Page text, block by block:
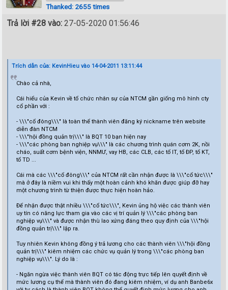
Thanked: 2655 times
Trả lời #28 vào: 27-05-2020 01:56:46
Trích dẫn của: KevinHieu vào 14-04-2011 13:11:44
Chào cả nhà,
Cái hiểu của Kevin về tổ chức nhân sự của NTCM gần giống mô hình cty
cổ phần với :
- \\\"cổ đông\\\" là toàn thể thành viên đăng ký nickname trên website
diễn đàn NTCM
- \\\"hội đồng quản trị\\\" là BQT 10 bạn hiện nay
- \\\"các phòng ban nghiệp vụ\\\" là các chương trình quán cơm 2K, nồi
cháo, suất cơm bệnh viện, NNMƯ, vay HB, các CLB, các tổ IT, tổ ĐP, tổ KT,
tổ TD ...
Cái mà các \\\"cổ đông\\\" của NTCM rất cần nhận được là \\\"cổ tức\\\"
mà ở đây là niềm vui khi thấy một hoàn cảnh khó khăn được giúp đỡ hay
một chương trình từ thiện được thực hiện hoàn hảo.
Để nhận được thật nhiều \\\"cổ tức\\\", Kevin ủng hộ việc các thành viên
uy tín có năng lực tham gia vào các vị trí quản lý \\\"các phòng ban
nghiệp vụ\\\" và được nhận thù lao xứng đáng theo quy định của \\\"hội
đồng quản trị\\\" lập ra.
Tuy nhiên Kevin không đồng ý trả lương cho các thành viên \\\"hội đồng
quản trị\\\" kiêm nhiệm các chức vụ quản lý trong \\\"các phòng ban
nghiệp vụ\\\". Lý do là :
- Ngăn ngừa việc thành viên BQT có tác động trực tiếp lên quyết định về
mức lương cụ thể mà thành viên đó đang kiêm nhiệm, ví dụ anh Banbe6x